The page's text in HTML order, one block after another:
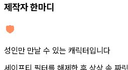
제작자 한마디
성인만 만날 수 있는 캐릭터입니다